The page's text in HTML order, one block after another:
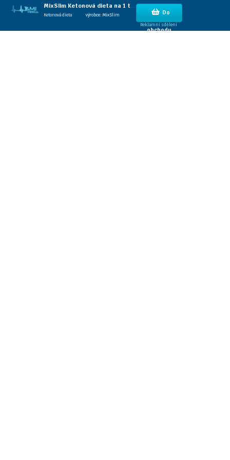
MixSlim Ketonová dieta na 1 týden (35 porcí)
Ketonová dieta výrobce: MixSlim Do
obchodu
Reklamní sdělení